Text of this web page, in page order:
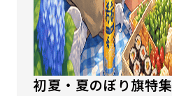
初夏・夏のぼり旗特集